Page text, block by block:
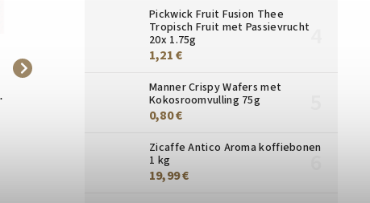
Pickwick Fruit Fusion Thee
Tropisch Fruit met Passievrucht
20x 1.75g
1,21 €
Manner Crispy Wafers met
Kokosroomvulling 75g
0,80 €
Zicaffe Antico Aroma koffiebonen
1 kg
19,99 €
Rode Bessen 25 x 2,5 g
inenzita 8 capsules voor